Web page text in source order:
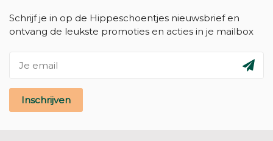
Schrijf je in op de Hippeschoentjes nieuwsbrief en
ontvang de leukste promoties en acties in je mailbox
Inschrijven